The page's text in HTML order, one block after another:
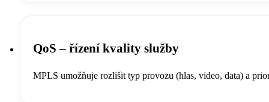
QoS – řízení kvality služby
MPLS umožňuje rozlišit typ provozu (hlas, video, data) a